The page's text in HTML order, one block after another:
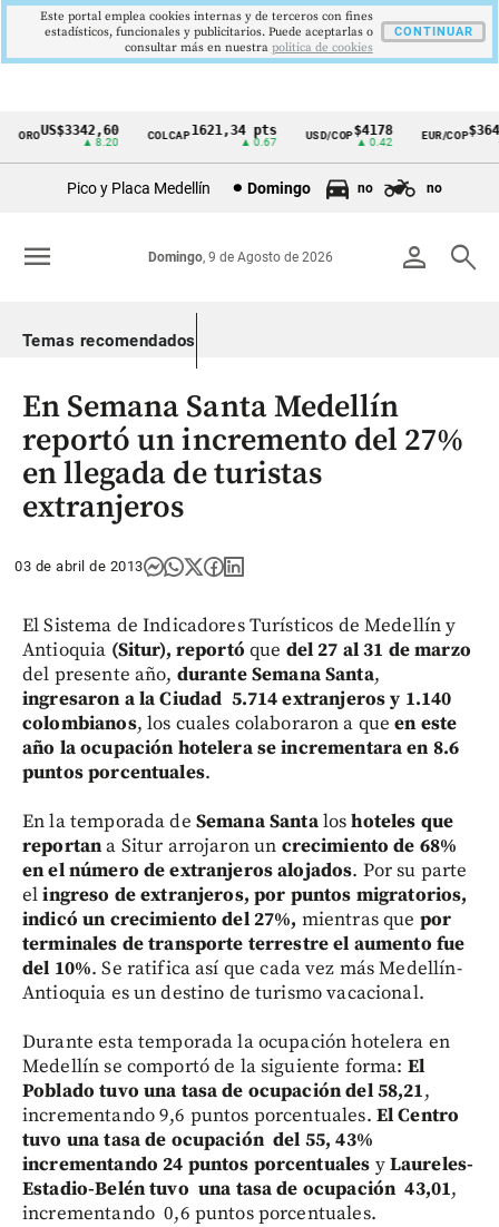
Cintillo
Colombia
OROUS$3342,60
▲ 8.20
COLCAP1621,34 pts
▲ 0.67
USD/COP$4178
▲ 0.42
EUR/COP$3648
Pico y Placa Medellín Domingo no no
person search
Domingo, 9 de Agosto de 2026
menu
Temas recomendados
En Semana Santa Medellín
reportó un incremento del 27%
en llegada de turistas
extranjeros
03 de abril de 2013
El Sistema de Indicadores Turísticos de Medellín y
Antioquia (Situr), reportó que del 27 al 31 de marzo
del presente año, durante Semana Santa,
ingresaron a la Ciudad 5.714 extranjeros y 1.140
colombianos, los cuales colaboraron a que en este
año la ocupación hotelera se incrementara en 8.6
puntos porcentuales.
En la temporada de Semana Santaloshoteles que
reportana Situr arrojaron un crecimiento de 68%
en el número de extranjeros alojados. Por su parte
elingreso de extranjeros, por puntos migratorios,
indicó un crecimiento del 27%, mientras que por
terminales de transporte terrestre el aumento fue
del 10%. Se ratifica así que cada vez más Medellín-
Antioquia es un destino de turismo vacacional.
Durante esta temporada la ocupación hotelera en
Medellín se comportó de la siguiente forma: El
Poblado tuvo una tasa de ocupación del 58,21,
incrementando 9,6 puntos porcentuales. El Centro
tuvo una tasa de ocupación del 55, 43%
incrementando 24 puntos porcentuales yLaureles-
Estadio-Belén tuvo una tasa de ocupación 43,01,
incrementando 0,6 puntos porcentuales.
Este portal emplea cookies internas y de terceros con fines
estadísticos, funcionales y publicitarios. Puede aceptarlas o
consultar más en nuestra politica de cookies
CONTINUAR